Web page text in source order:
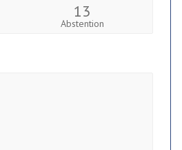
13
Abstention